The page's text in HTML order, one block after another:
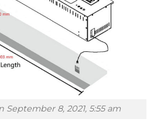
September 8, 2021, 5:55 am